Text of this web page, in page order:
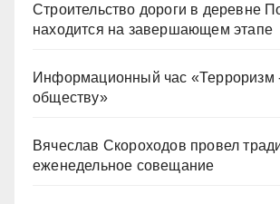
Строительство дороги в деревне
находится на завершающем этапе
Информационный час «Терроризм -
обществу»
Вячеслав Скороходов провел
еженедельное совещание